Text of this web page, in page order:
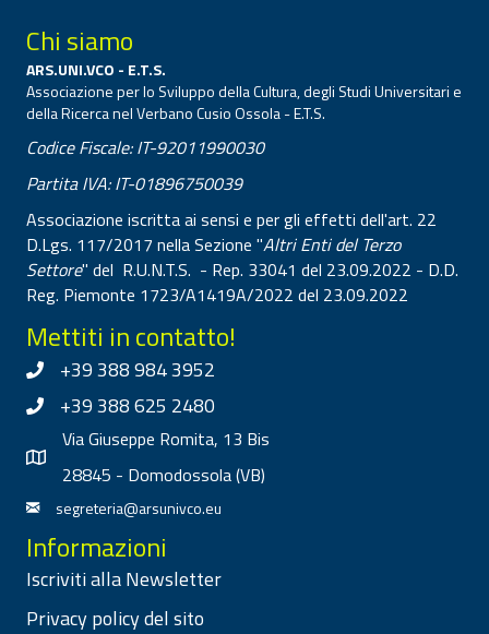
Chi siamo
ARS.UNI.VCO - E.T.S.
Associazione per lo Sviluppo della Cultura, degli Studi Universitari e
della Ricerca nel Verbano Cusio Ossola - E.T.S.
Codice Fiscale: IT-92011990030
Partita IVA: IT-01896750039
Associazione iscritta ai sensi e per gli effetti dell'art. 22
D.Lgs. 117/2017 nella Sezione "Altri Enti del Terzo
Settore" del R.U.N.T.S. - Rep. 33041 del 23.09.2022 - D.D.
Reg. Piemonte 1723/A1419A/2022 del 23.09.2022
Mettiti in contatto!
+39 388 984 3952
+39 388 625 2480
Via Giuseppe Romita, 13 Bis
28845 - Domodossola (VB)
segreteria@arsunivco.eu
Informazioni
Iscriviti alla Newsletter
Privacy policy del sito